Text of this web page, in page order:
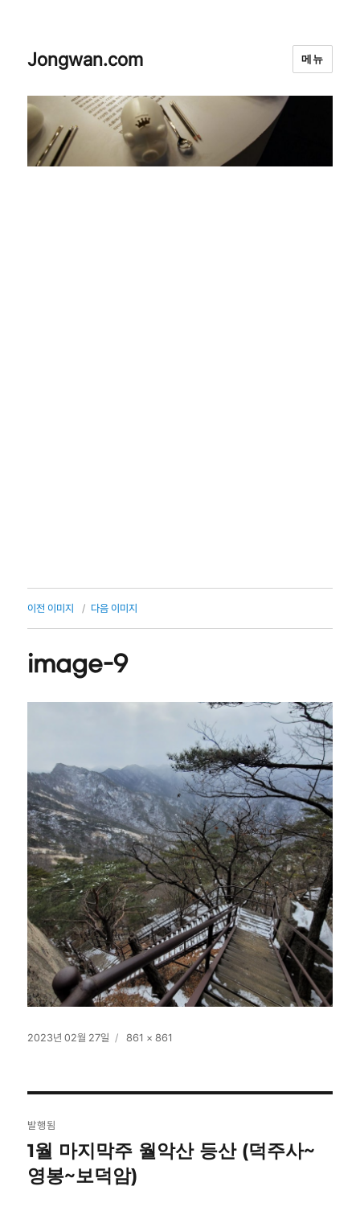
Jongwan.com 메뉴
이전 이미지 다음 이미지
image-9
작
2023년 02월 27일
전
861 × 861
탐
색
발행됨
1월 마지막주 월악산 등산 (덕주사~
영봉~보덕암)